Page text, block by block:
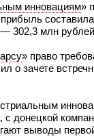
инновациям»
прибыль
— 302,3 млн
» право
о зачете
донецкой
выводы